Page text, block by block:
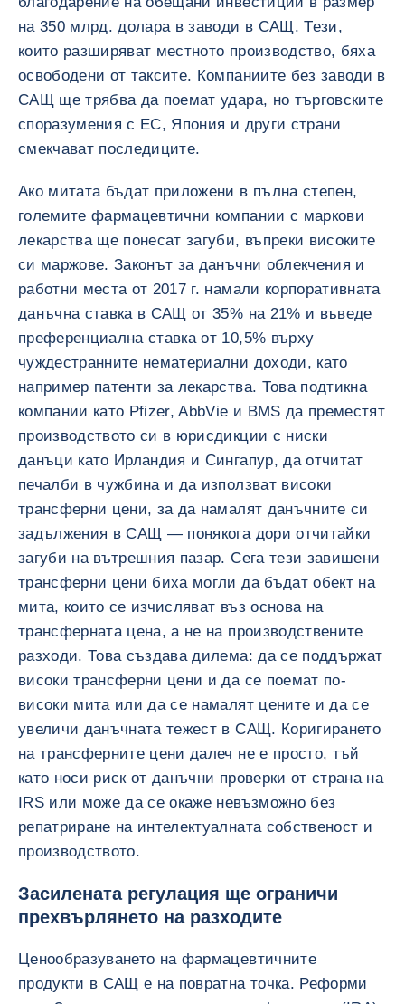
на 350 млрд. долара в заводи в САЩ. Тези,
които разширяват местното производство, бяха
освободени от таксите. Компаниите без заводи в
САЩ ще трябва да поемат удара, но търговските
споразумения с ЕС, Япония и други страни
смекчават последиците.
Ако митата бъдат приложени в пълна степен,
големите фармацевтични компании с маркови
лекарства ще понесат загуби, въпреки високите
си маржове. Законът за данъчни облекчения и
работни места от 2017 г. намали корпоративната
данъчна ставка в САЩ от 35% на 21% и въведе
преференциална ставка от 10,5% върху
чуждестранните нематериални доходи, като
например патенти за лекарства. Това подтикна
компании като Pfizer, AbbVie и BMS да преместят
производството си в юрисдикции с ниски
данъци като Ирландия и Сингапур, да отчитат
печалби в чужбина и да използват високи
трансферни цени, за да намалят данъчните си
задължения в САЩ — понякога дори отчитайки
загуби на вътрешния пазар. Сега тези завишени
трансферни цени биха могли да бъдат обект на
мита, които се изчисляват въз основа на
трансферната цена, а не на производствените
разходи. Това създава дилема: да се поддържат
високи трансферни цени и да се поемат по-
високи мита или да се намалят цените и да се
увеличи данъчната тежест в САЩ. Коригирането
на трансферните цени далеч не е просто, тъй
като носи риск от данъчни проверки от страна на
IRS или може да се окаже невъзможно без
репатриране на интелектуалната собственост и
производството.
Засилената регулация ще ограничи
прехвърлянето на разходите
Ценообразуването на фармацевтичните
продукти в САЩ е на повратна точка. Реформи